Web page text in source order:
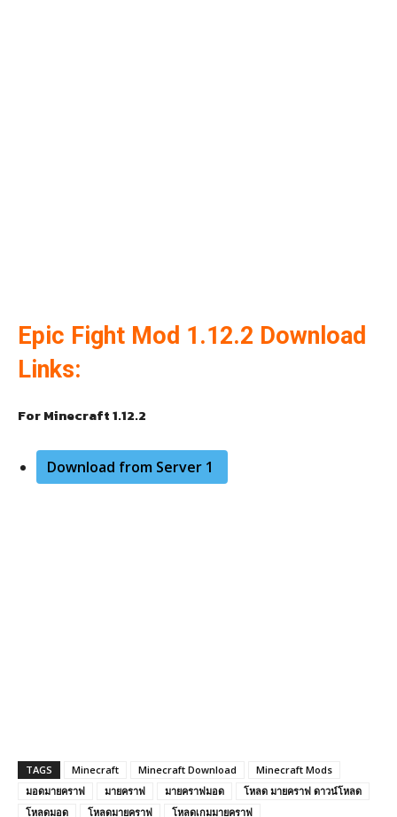
Epic Fight Mod 1.12.2 Download
Links:
For Minecraft 1.12.2
Download from Server 1
TAGS Minecraft Minecraft Download
Minecraft Mods
มอดมายคราฟ
มายคราฟ มายคราฟมอด
โหลด มายคราฟ ดาวน์โหลด
โหลดมอด
โหลดมายคราฟ โหลดเกมมายคราฟ